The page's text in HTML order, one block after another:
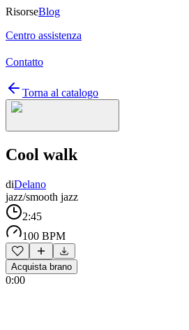
RisorseBlog
Centro assistenza
Contatto
Torna al catalogo
Cool walk
diDelano
jazz/smooth jazz
2:45
100 BPM
Acquista brano
0:00